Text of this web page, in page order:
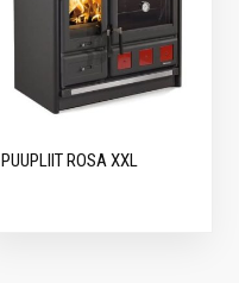
PUUPLIIT ROSA XXL